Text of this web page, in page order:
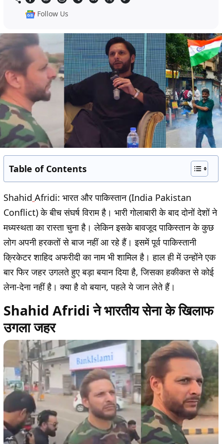
Follow Us
Table of Contents
Shahid Afridi: भारत और पाकिस्तान (India Pakistan
Conflict) के बीच संघर्ष विराम है। भारी गोलाबारी के बाद दोनों देशों ने
मध्यस्थता का रास्ता चुना है। लेकिन इसके बावजूद पाकिस्तान के कुछ
लोग अपनी हरकतों से बाज नहीं आ रहे हैं। इसमें पूर्व पाकिस्तानी
क्रिकेटर शाहिद अफरीदी का नाम भी शामिल है। हाल ही में उन्होंने एक
बार फिर जहर उगलते हुए बड़ा बयान दिया है, जिसका हकीकत से कोई
लेना-देना नहीं है। क्या है वो बयान, पहले ये जान लेते हैं।
Shahid Afridi ने भारतीय सेना के खिलाफ
उगला जहर